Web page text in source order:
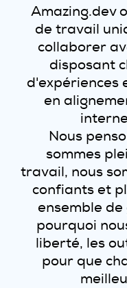
Amazing.dev
de travail
collaborer
disposant
d'expériences
en
Nous
sommes
travail, nous
confiants et
ensemble de
pourquoi
liberté, les
pour que